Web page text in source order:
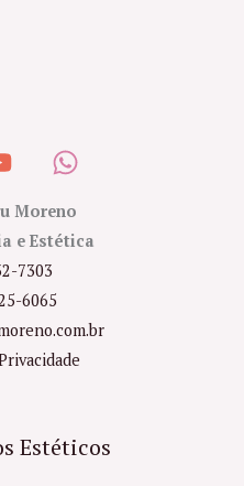
Moreno
e Estética
7303
6065
Estéticos